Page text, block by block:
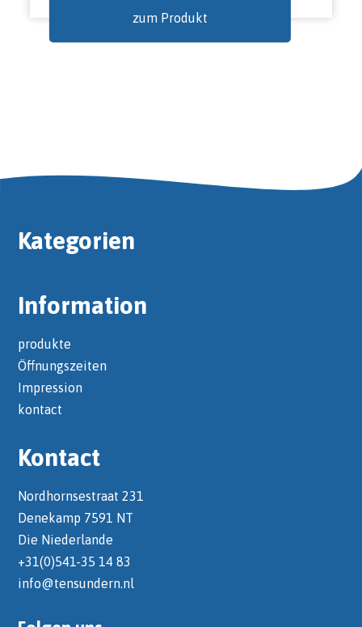
zum Produkt
Kategorien
Information
produkte
Öffnungszeiten
Impression
kontact
Kontact
Nordhornsestraat 231
Denekamp 7591 NT
Die Niederlande
+31(0)541-35 14 83
info@tensundern.nl